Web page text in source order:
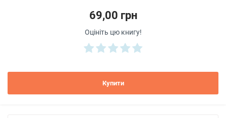
69,00 грн
Оцініть цю книгу!
Купити